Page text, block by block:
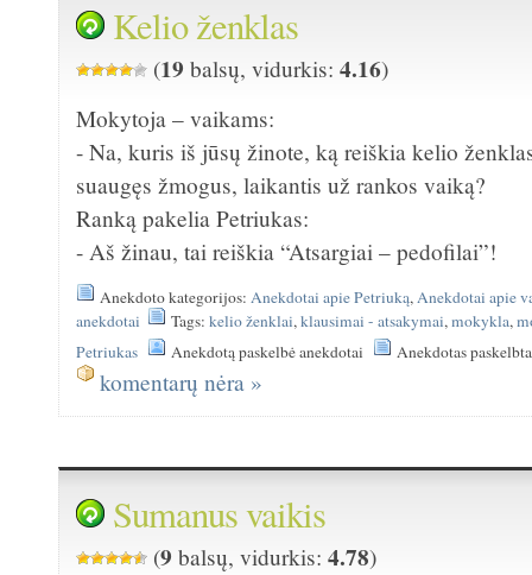
Kelio ženklas
(19 balsų, vidurkis:4.16)
Mokytoja – vaikams:
- Na, kuris iš jūsų žinote, ką reiškia kelio
suaugęs žmogus, laikantis už rankos vaiką?
Ranką pakelia Petriukas:
- Aš žinau, tai reiškia “Atsargiai – pedofilai”!
Anekdoto kategorijos:Anekdotai apie Petriuką,Anekdotai apie
anekdotai
Tags:kelio ženklai,klausimai - atsakymai,mokykla,
Petriukas
Anekdotą paskelbė anekdotai Anekdotas
komentarų nėra »
Sumanus vaikis
(9 balsų, vidurkis:4.78)